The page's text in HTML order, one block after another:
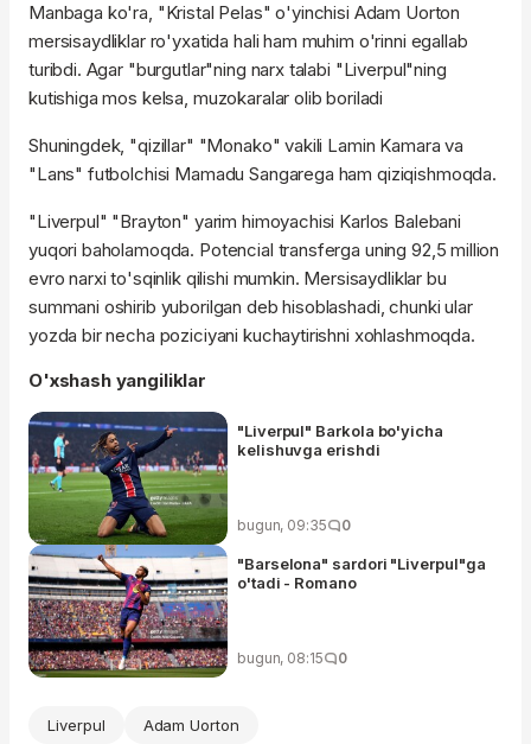
Manbaga ko'ra, "Kristal Pelas" o'yinchisi Adam Uorton
mersisaydliklar ro'yxatida hali ham muhim o'rinni egallab
turibdi. Agar "burgutlar"ning narx talabi "Liverpul"ning
kutishiga mos kelsa, muzokaralar olib boriladi
Shuningdek, "qizillar" "Monako" vakili Lamin Kamara va
"Lans" futbolchisi Mamadu Sangarega ham qiziqishmoqda.
"Liverpul" "Brayton" yarim himoyachisi Karlos Balebani
yuqori baholamoqda. Potencial transferga uning 92,5 million
evro narxi to'sqinlik qilishi mumkin. Mersisaydliklar bu
summani oshirib yuborilgan deb hisoblashadi, chunki ular
yozda bir necha poziciyani kuchaytirishni xohlashmoqda.
O'xshash yangiliklar
"Liverpul" Barkola bo'yicha
kelishuvga erishdi
bugun, 09:35 0
"Barselona" sardori "Liverpul"ga
o'tadi - Romano
bugun, 08:15 0
Liverpul Adam Uorton